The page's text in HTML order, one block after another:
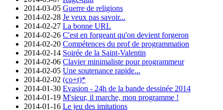
2014-03-05 Guerre de religions
2014-02-28 Je veux pas savoir...
2014-02-27 La bonne URL
2014-02-26 C'est en forgeant qu'on devient forgeron
2014-02-20 Compétences du prof de programmation
2014-02-14 Soirée de la Saint-Valentin
2014-02-06 Clavier minimaliste pour programmeur
2014-02-05 Une soutenance rapide...
2014-02-02 (co+t)*
2014-01-30 Evasion - 24h de la bande dessinée 2014
2014-01-19 M'sieur, il marche, mon programme !
2014-01-16 Le jeu des imitations